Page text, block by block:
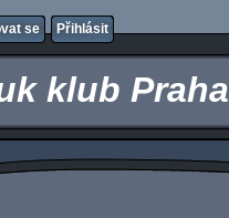
se Přihlásit
klub Praha